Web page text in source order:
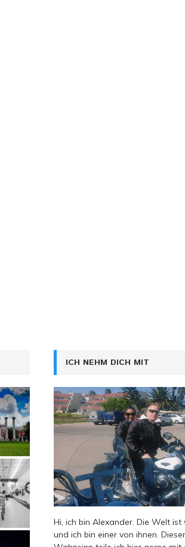
ICH NEHM DICH MIT
Hi, ich bin Alexander. Die Welt ist
und ich bin einer von ihnen.